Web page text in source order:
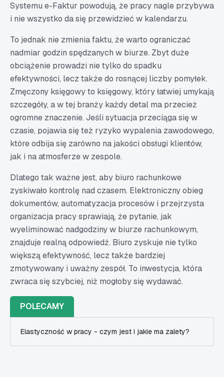
Systemu e-Faktur powodują, że pracy nagle przybywa
i nie wszystko da się przewidzieć w kalendarzu.
To jednak nie zmienia faktu, że warto ograniczać
nadmiar godzin spędzanych w biurze. Zbyt duże
obciążenie prowadzi nie tylko do spadku
efektywności, lecz także do rosnącej liczby pomyłek.
Zmęczony księgowy to księgowy, który łatwiej umykają
szczegóły, a w tej branży każdy detal ma przecież
ogromne znaczenie. Jeśli sytuacja przeciąga się w
czasie, pojawia się też ryzyko wypalenia zawodowego,
które odbija się zarówno na jakości obsługi klientów,
jak i na atmosferze w zespole.
Dlatego tak ważne jest, aby biuro rachunkowe
zyskiwało kontrolę nad czasem. Elektroniczny obieg
dokumentów, automatyzacja procesów i przejrzysta
organizacja pracy sprawiają, że pytanie, jak
wyeliminować nadgodziny w biurze rachunkowym,
znajduje realną odpowiedź. Biuro zyskuje nie tylko
większą efektywność, lecz także bardziej
zmotywowany i uważny zespół. To inwestycja, która
zwraca się szybciej, niż mogłoby się wydawać.
POLECAMY
Elastyczność w pracy - czym jest i jakie ma zalety?